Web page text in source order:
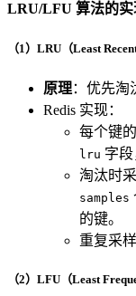
LRU/LFU 算法的实
（1）LRU（Least
原理：优先淘
Redis 实现：
每个键的
lru 字
淘汰时
samples
的键。
重复采
（2）LFU（Least